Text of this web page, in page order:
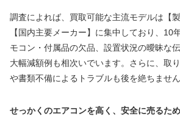
調査によれば、買取可能な主流モデルは【
【国内主要メーカー】に集中しており、10
モコン・付属品の欠品、設置状況の曖昧な
大幅減額例も相次いでいます。さらに、取
や書類不備によるトラブルも後を絶ちません
せっかくのエアコンを高く、安全に売るた